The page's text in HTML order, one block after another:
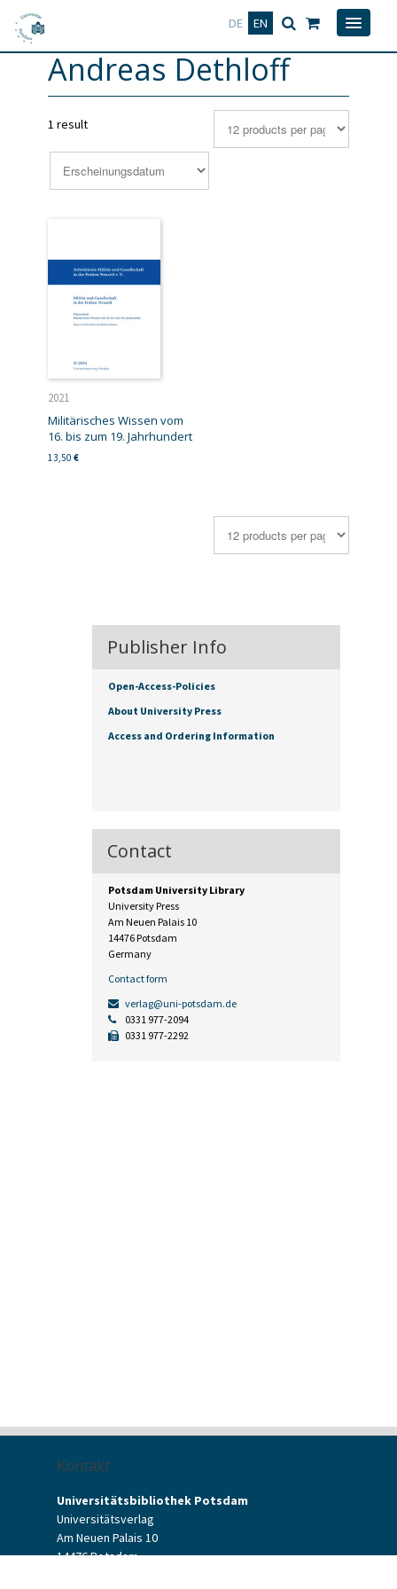
DE EN
Deutsch
Andreas Dethloff
1 result
2021
Militärisches Wissen vom
16. bis zum 19. Jahrhundert
13,50 €
Publisher Info
Open-Access-Policies
About University Press
Access and Ordering Information
Contact
Potsdam University Library
University Press
Am Neuen Palais 10
14476 Potsdam
Germany
Contact form
verlag@uni-potsdam.de
0331 977-2094
0331 977-2292
Kontakt
Universitätsbibliothek Potsdam
Universitätsverlag
Am Neuen Palais 10
14476 Potsdam